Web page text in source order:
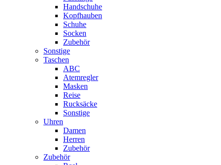
Handschuhe
Kopfhauben
Schuhe
Socken
Zubehör
Sonstige
Taschen
ABC
Atemregler
Masken
Reise
Rucksäcke
Sonstige
Uhren
Damen
Herren
Zubehör
Zubehör